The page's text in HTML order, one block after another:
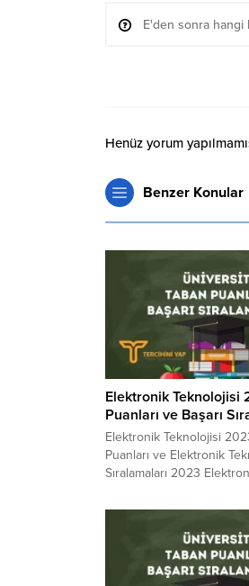
Henüz yorum
Benzer Konular
Elektronik Teknolojisi
Puanları ve Başarı
Elektronik Teknolojisi
Puanları ve Elektronik
Sıralamaları 2023
sıralaması. 2023 yılında
başında gelen Elektronik
Taban Puanları 2023 ve
Teknolojisi Başarı